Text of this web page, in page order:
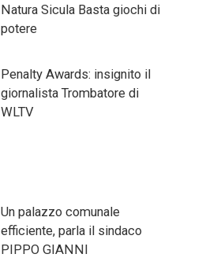
Natura Sicula Basta giochi di
potere
Penalty Awards: insignito il
giornalista Trombatore di
WLTV
Un palazzo comunale
efficiente, parla il sindaco
PIPPO GIANNI